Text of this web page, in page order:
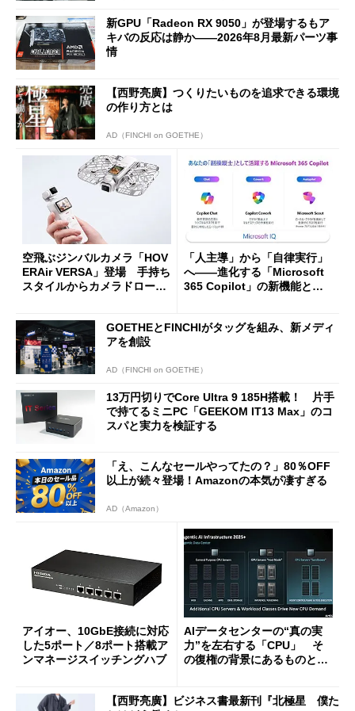
新GPU「Radeon RX 9050」が登場するもア
キバの反応は静か――2026年8月最新パーツ事
情
【西野亮廣】つくりたいものを追求できる環境
の作り方とは
AD（FINCHI on GOETHE）
空飛ぶジンバルカメラ「HOV
ERAir VERSA」登場 手持ち
スタイルからカメラドローン
「人主導」から「自律実行」
へ――進化する「Microsoft
365 Copilot」の新機能とエ
GOETHEとFINCHIがタッグを組み、新メディ
アを創設
AD（FINCHI on GOETHE）
13万円切りでCore Ultra 9 185H搭載！ 片手
で持てるミニPC「GEEKOM IT13 Max」のコ
スパと実力を検証する
「え、こんなセールやってたの？」80％OFF
以上が続々登場！Amazonの本気が凄すぎる
AD（Amazon）
アイオー、10GbE接続に対応
した5ポート／8ポート搭載ア
ンマネージスイッチングハブ
AIデータセンターの“真の実
力”を左右する「CPU」 そ
の復権の背景にあるものと
【西野亮廣】ビジネス書最新刊『北極星 僕た